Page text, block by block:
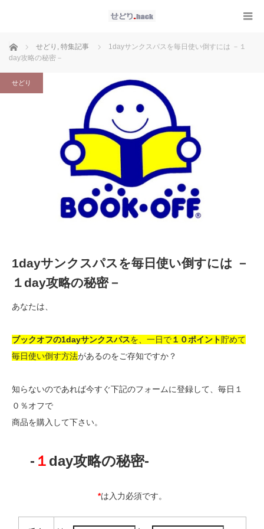
ホーム せどり , 特集記事
1dayサンクスパスを毎日使い倒すには －１
day攻略の秘密－
せどり
1dayサンクスパスを毎日使い倒すには －
１day攻略の秘密－
あなたは、
ブックオフの1dayサンクスパスを、一日で１０ポイント貯めて
毎日使い倒す方法があるのをご存知ですか？
知らないのであれば今すぐ下記のフォームに登録して、毎日１
０％オフで
商品を購入して下さい。
- １ day攻略の秘密-
*は入力必須です。